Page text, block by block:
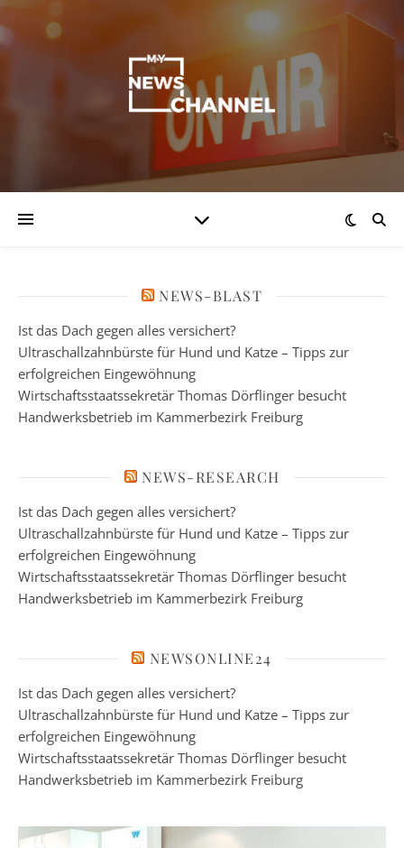
NEWS-BLAST
Ist das Dach gegen alles versichert?
Ultraschallzahnbürste für Hund und Katze – Tipps zur
erfolgreichen Eingewöhnung
Wirtschaftsstaatssekretär Thomas Dörflinger besucht
Handwerksbetrieb im Kammerbezirk Freiburg
NEWS-RESEARCH
Ist das Dach gegen alles versichert?
Ultraschallzahnbürste für Hund und Katze – Tipps zur
erfolgreichen Eingewöhnung
Wirtschaftsstaatssekretär Thomas Dörflinger besucht
Handwerksbetrieb im Kammerbezirk Freiburg
NEWSONLINE24
Ist das Dach gegen alles versichert?
Ultraschallzahnbürste für Hund und Katze – Tipps zur
erfolgreichen Eingewöhnung
Wirtschaftsstaatssekretär Thomas Dörflinger besucht
Handwerksbetrieb im Kammerbezirk Freiburg